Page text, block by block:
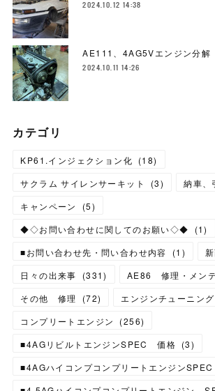
2024.10.12 14:38
AE111、4AG5Vエンジン分解
2024.10.11 14:26
カテゴリ
KP61.インジェクション化 (18)
サクラム サイレンサーキット
(3) 納車、
キャンペーン
(5)
◆◇お問い合わせに関してのお願い◇◆
(1)
■お問い合わせ先・問い合わせ内容
(1 )
日々の出来事
(331) AE86 修理・メン
その他 修理
(72) エンジンチューニング
コンプリートエンジン
(256)
■4AGリビルトエンジンSPEC 価格 (3)
■4AGハイコンプコンプリートエンジン